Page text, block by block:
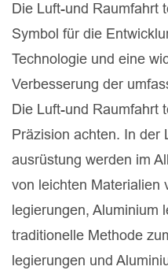
Die Luft-und Raumfahrt
Symbol für die
Technologie und eine
Verbesserung der
Die Luft-und Raumfahrt
Präzision achten. In der
ausrüstung werden im
von leichten Materialien
legierungen, Aluminium
traditionelle Methode
legierungen und